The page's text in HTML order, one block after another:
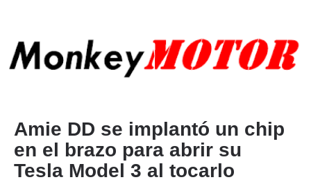
Amie DD se implantó un chip
en el brazo para abrir su
Tesla Model 3 al tocarlo